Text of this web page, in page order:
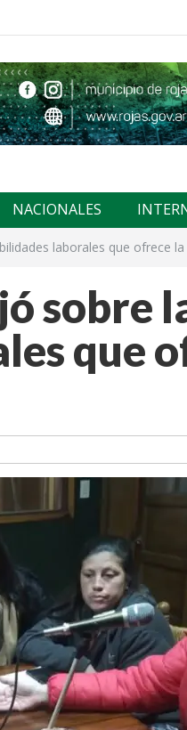
NACIONALES
laborales que ofrece la
sobre
que